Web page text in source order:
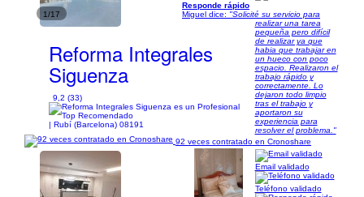
1/17
Reforma Integrales
Siguenza
9,2 (33)
| Rubí (Barcelona) 08191
Responde rápido
Miguel dice: "Solicité su servicio para
realizar una tarea
pequeña pero difícil
de realizar ya que
habia que trabajar en
un hueco con poco
espacio. Realizaron el
trabajo rápido y
correctamente. Lo
dejaron todo limpio
tras el trabajo y
aportaron su
experiencia para
resolver el problema."
92 veces contratado en Cronoshare
Email validado
Teléfono validado